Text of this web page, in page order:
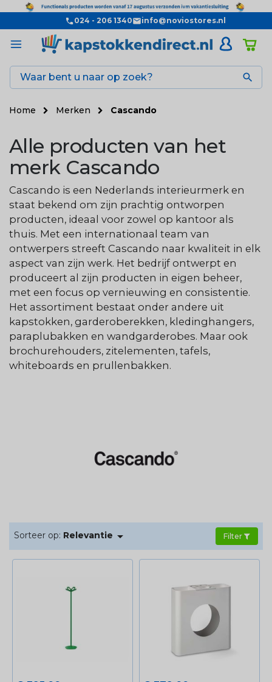
024 - 206 1340 info@noviostores.nl

Home Merken Cascando
Alle producten van het
merk Cascando
Cascando is een Nederlands interieurmerk en
staat bekend om zijn prachtig ontworpen
producten, ideaal voor zowel op kantoor als
thuis. Met een internationaal team van
ontwerpers streeft Cascando naar kwaliteit in elk
aspect van zijn werk. Het bedrijf ontwerpt en
produceert al zijn producten in eigen beheer,
met een focus op vernieuwing en consistentie.
Het assortiment bestaat onder andere uit
kapstokken, garderoberekken, kledinghangers,
paraplubakken en wandgarderobes. Maar ook
brochurehouders, zitelementen, tafels,
whiteboards en prullenbakken.
Sorteer op: Relevantie  Filter